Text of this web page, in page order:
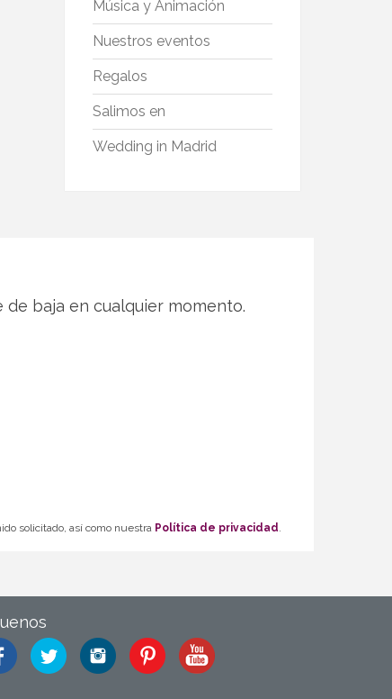
Música y Animación
Nuestros eventos
Regalos
Salimos en
Wedding in Madrid
baja en cualquier momento.
solicitado, así como nuestra Política de privacidad.